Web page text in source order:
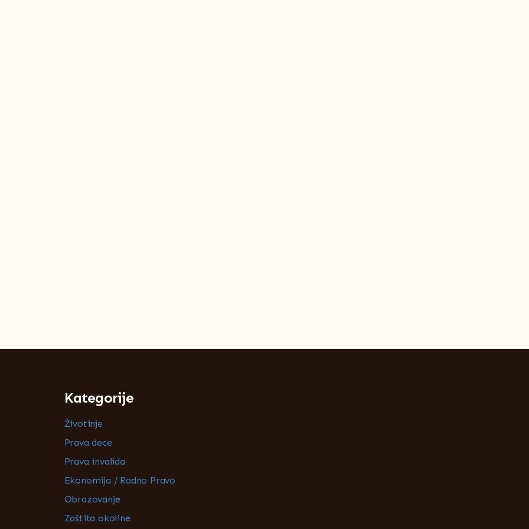
Kategorije
Životinje
Prava dece
Prava invalida
Ekonomija / Radno Pravo
Obrazovanje
Zaštita okoline